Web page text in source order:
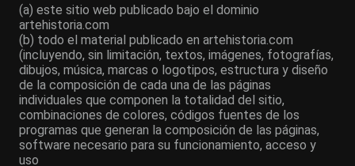
(a) este sitio web publicado bajo el dominio
artehistoria.com
(b) todo el material publicado en artehistoria.com
(incluyendo, sin limitación, textos, imágenes, fotografías,
dibujos, música, marcas o logotipos, estructura y diseño
de la composición de cada una de las páginas
individuales que componen la totalidad del sitio,
combinaciones de colores, códigos fuentes de los
programas que generan la composición de las páginas,
software necesario para su funcionamiento, acceso y
uso